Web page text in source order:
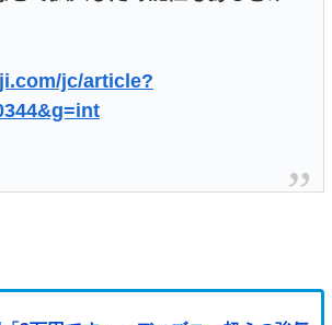
jc/article?